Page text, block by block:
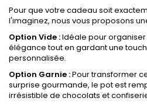
Pour que votre cadeau soit
l'imaginez, nous vous proposons
Option Vide :Idéale pour
élégance tout en gardant une
personnalisée.
Option Garnie :Pour transformer
surprise gourmande, le pot est
irrésistible de chocolats et